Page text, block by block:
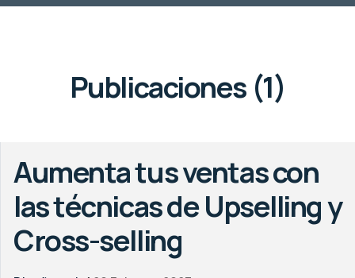
Publicaciones (1)
Aumenta tus ventas con
las técnicas de Upselling y
Cross-selling